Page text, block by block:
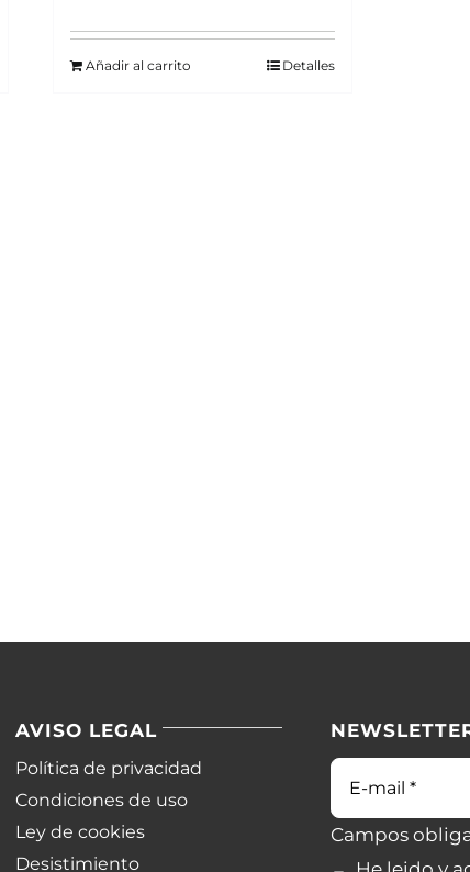
Añadir al carrito Detalles
AVISO LEGAL
Política de privacidad
Condiciones de uso
Ley de cookies
Desistimiento
Correo
electrónico
Campos